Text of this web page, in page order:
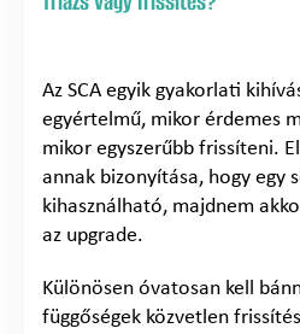
Az SCA egyik gyakorlati
egyértelmű, mikor érdemes
mikor egyszerűbb frissíteni.
annak bizonyítása, hogy egy
kihasználható, majdnem
az upgrade.
Különösen óvatosan kell
függőségek közvetlen